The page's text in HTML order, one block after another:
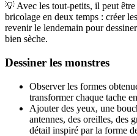
💡 Avec les tout-petits, il peut
bricolage en deux temps : créer
revenir le lendemain pour
bien sèche.
Dessiner les monstres
Observer les formes
transformer chaque tache
Ajouter des yeux, une
antennes, des oreilles, des
détail inspiré par la forme